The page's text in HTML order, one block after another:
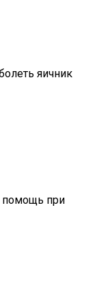
яичник
помощь при